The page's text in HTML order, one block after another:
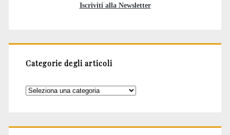
Iscriviti alla Newsletter
Categorie degli articoli
Categorie